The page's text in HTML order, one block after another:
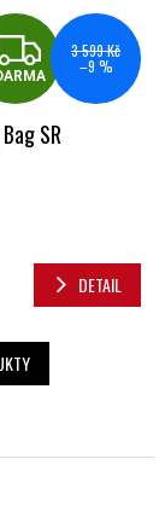
3 599 Kč
–9 %
SR
DETAIL